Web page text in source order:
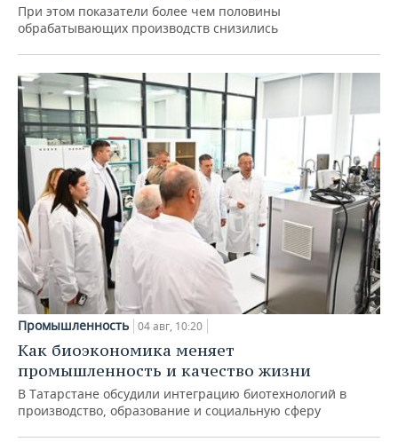
При этом показатели более чем половины
обрабатывающих производств снизились
Промышленность 04 авг, 10:20
Как биоэкономика меняет
промышленность и качество жизни
В Татарстане обсудили интеграцию биотехнологий в
производство, образование и социальную сферу